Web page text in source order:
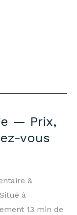
— Prix,
vous
&
à
13 min de